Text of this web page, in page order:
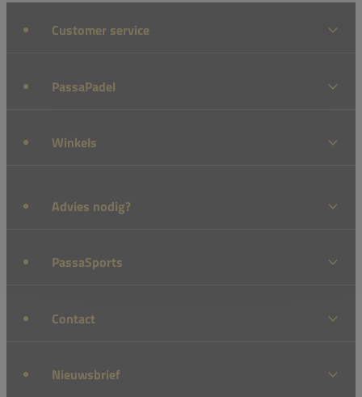
Customer service
PassaPadel
Winkels
Advies nodig?
PassaSports
Contact
Nieuwsbrief